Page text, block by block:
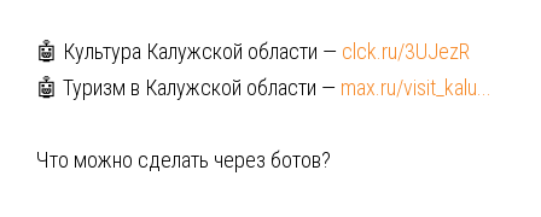
🤖 Культура Калужской области — clck.ru/3UJezR
🤖 Туризм в Калужской области — max.ru/visit_kalu...
Что можно сделать через ботов?